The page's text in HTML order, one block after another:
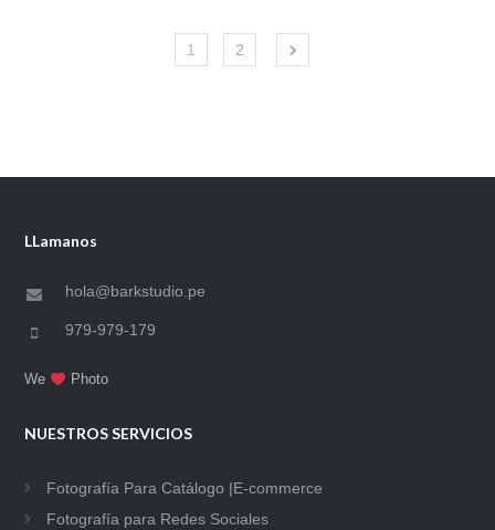
1 2
LLamanos
hola@barkstudio.pe
979-979-179
We Photo
NUESTROS SERVICIOS
Fotografía Para Catálogo |E-commerce
Fotografía para Redes Sociales